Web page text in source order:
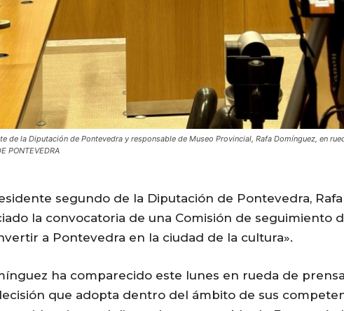
de la Diputación de Pontevedra y responsable de Museo Provincial, Rafa Domínguez, en
PONTEVEDRA
segundo de la Diputación de Pontevedra,
la convocatoria de una Comisión de seguimiento
a Pontevedra en la ciudad de la cultura».
ha comparecido este lunes en rueda de
que adopta dentro del ámbito de sus